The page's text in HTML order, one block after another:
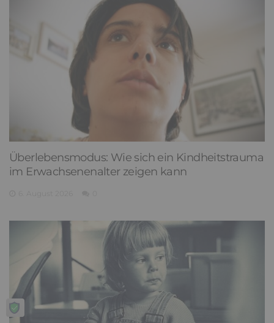
Überlebensmodus: Wie sich ein Kindheitstrauma
im Erwachsenenalter zeigen kann